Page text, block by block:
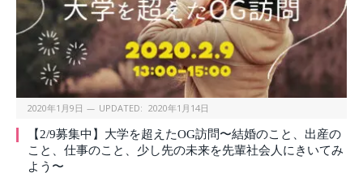
2020年1月9日 UPDATED: 2020年1月14日
【2/9募集中】大学を超えたOG訪問〜結婚のこと、出産の
こと、仕事のこと、少し先の未来を先輩社会人にきいてみ
よう〜